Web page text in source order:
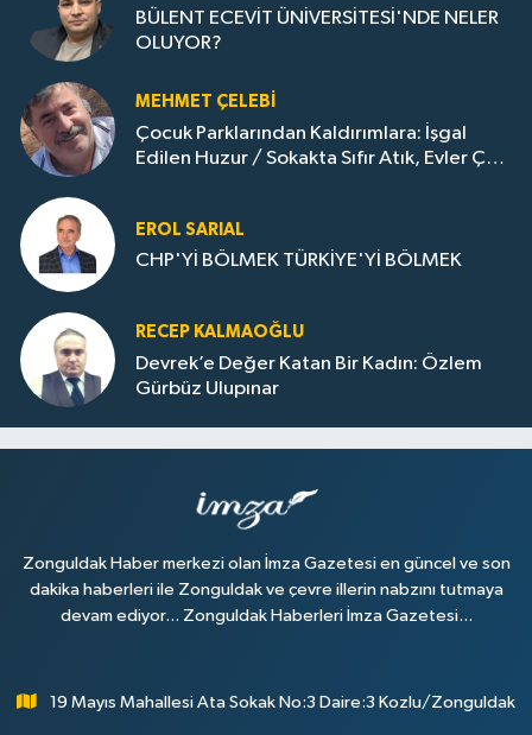
BÜLENT ECEVİT ÜNİVERSİTESİ'NDE NELER
OLUYOR?
MEHMET ÇELEBI
Çocuk Parklarından Kaldırımlara: İşgal
Edilen Huzur / Sokakta Sıfır Atık, Evler Çöp
EROL SARIAL
CHP'Yİ BÖLMEK TÜRKİYE'Yİ BÖLMEK
RECEP KALMAOĞLU
Devrek’e Değer Katan Bir Kadın: Özlem
Gürbüz Ulupınar
Zonguldak Haber merkezi olan İmza Gazetesi en güncel ve son
dakika haberleri ile Zonguldak ve çevre illerin nabzını tutmaya
devam ediyor... Zonguldak Haberleri İmza Gazetesi...
19 Mayıs Mahallesi Ata Sokak No:3 Daire:3 Kozlu/Zonguldak